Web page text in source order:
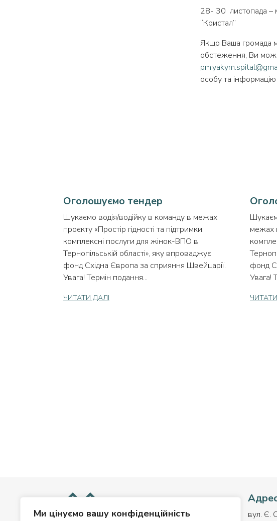
Ми цінуємо вашу конфіденційність
28- 30 листопада –
“Кристал”
Якщо Ваша громада
обстеження, Ви
особу та
Оголошуємо тендер
Шукаємо водія/водійку в команду в межах
проєкту «Простір гідності та підтримки:
комплексні послуги для жінок-ВПО в
Тернопільській області», яку впроваджує
фонд Східна Європа за сприяння Швейцарії.
Увага! Термін подання...
ЧИТАТИ ДАЛІ
межах
фонд
Увага!
вул. Є.